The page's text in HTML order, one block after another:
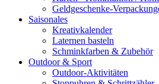
Geldgeschenke-
Saisonales
Kreativkalender
Laternen basteln
Schminkfarben & Zubehör
Outdoor & Sport
Outdoor-Aktivitäten